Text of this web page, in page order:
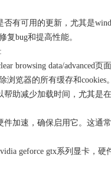
有可用的更新，尤其是
复bug和提高性能。
browsing data/advanced页
浏览器的所有缓存和cookies。
助减少加载时间，尤其是在
件加速，确保启用它。这通
geforce gtx系列显卡，硬